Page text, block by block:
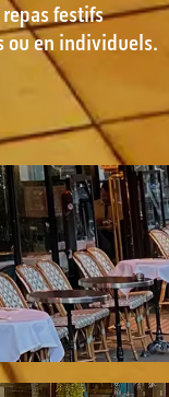
festifs
ou en individuels.